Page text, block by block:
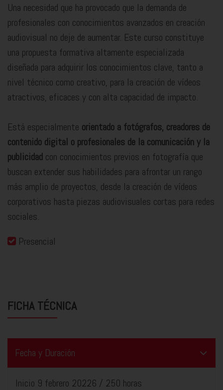
Una necesidad que ha provocado que la demanda de
profesionales con conocimientos avanzados en creación
audiovisual no deje de aumentar. Este curso constituye
una propuesta formativa altamente especializada
diseñada para adquirir los conocimientos clave, tanto a
nivel técnico como creativo, para la creación de vídeos
atractivos, eficaces y con alta capacidad de impacto.
Está especialmente orientado a fotógrafos, creadores de
contenido digital o profesionales de la comunicación y la
publicidad con conocimientos previos en fotografía que
buscan extender sus habilidades para afrontar un rango
más amplio de proyectos, desde la creación de vídeos
corporativos hasta piezas audiovisuales cortas para redes
sociales.
Presencial
FICHA TÉCNICA
Fecha y Duración
Inicio 9 febrero 20226 / 250 horas